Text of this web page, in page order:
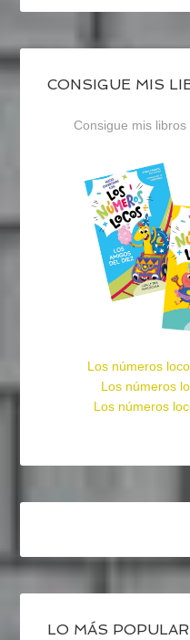
CONSIGUE MIS
Consigue mis
Los números
Los números
Los números
LO MÁS POPULAR